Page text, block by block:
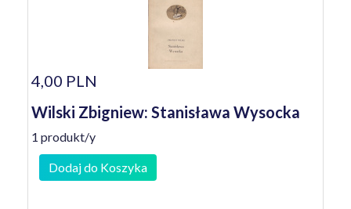
4,00 PLN
Wilski Zbigniew: Stanisława Wysocka
1 produkt/y
Dodaj do Koszyka